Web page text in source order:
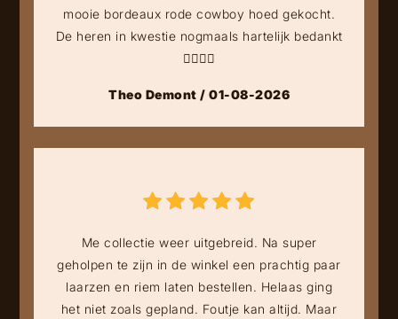
mooie bordeaux rode cowboy hoed gekocht.
De heren in kwestie nogmaals hartelijk bedankt
👍🏻👍🏻
Theo Demont / 01-08-2026
Me collectie weer uitgebreid. Na super
geholpen te zijn in de winkel een prachtig paar
laarzen en riem laten bestellen. Helaas ging
het niet zoals gepland. Foutje kan altijd. Maar